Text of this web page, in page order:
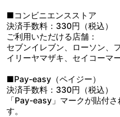
■コンビニエンスストア
決済手数料：330円（税込）
ご利用いただける店舗：
セブンイレブン、ローソン、
イリーヤマザキ、セイコーマ
■Pay-easy（ペイジー）
決済手数料：330円（税込）
「Pay-easy」マークが貼付
す。